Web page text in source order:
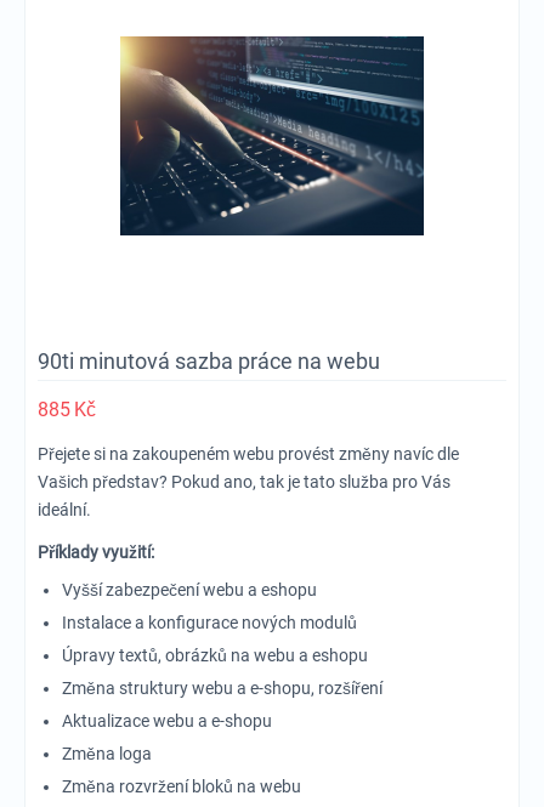
90ti minutová sazba práce na webu
885 Kč
Přejete si na zakoupeném webu provést změny navíc dle
Vašich představ? Pokud ano, tak je tato služba pro Vás
ideální.
Příklady využití:
Vyšší zabezpečení webu a eshopu
Instalace a konfigurace nových modulů
Úpravy textů, obrázků na webu a eshopu
Změna struktury webu a e-shopu, rozšíření
Aktualizace webu a e-shopu
Změna loga
Změna rozvržení bloků na webu